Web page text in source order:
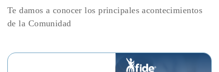
Te damos a conocer los principales acontecimientos
de la Comunidad